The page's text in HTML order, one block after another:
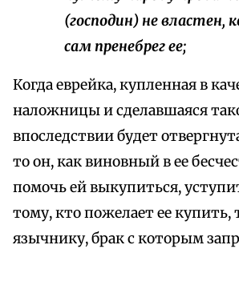
(господин) не властен,
сам пренебрег ее;
Когда еврейка, купленная в
наложницы и сделавшаяся
впоследствии будет
то он, как виновный в ее
помочь ей выкупиться,
тому, кто пожелает ее купить,
язычнику, брак с которым